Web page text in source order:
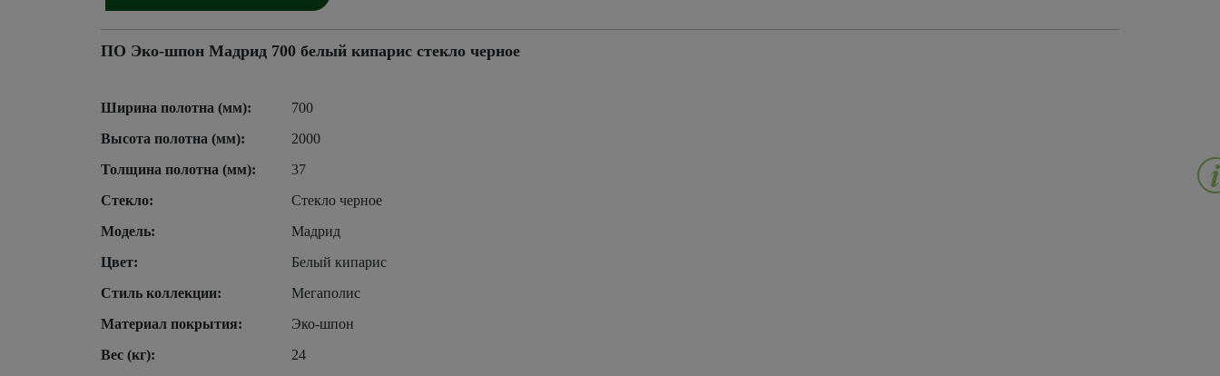
ПО Эко-шпон Мадрид 700 белый кипарис стекло черное
Ширина полотна (мм):
700
Высота полотна (мм):
2000
Толщина полотна (мм):
37
Стекло:
Стекло черное
Модель:
Мадрид
Цвет:
Белый кипарис
Стиль коллекции:
Мегаполис
Материал покрытия:
Эко-шпон
Вес (кг):
24